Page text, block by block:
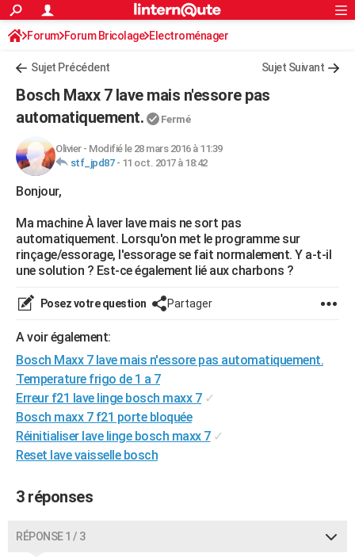
ACTUALITÉS
Politique
Société
Faits Divers
Education
Monde
Villes
+
Programme TV
Streaming
Cinéma
Sorties cinéma
Musique
FINANCE
Retraite
Impôts
Epargne
Immobilier
Risques naturels par ville
Banque
Assurance
Crédit
AUTO
Essais
Réserver un essai
Citadines
Berlines
SUV
Forum auto
HIGH-TECH
Forum
Aménagement intérieur
Extérieur
Cuisine
Salle de bains
Jardinage
Rangement
WEEK-END
Guides de France
Escapades
Patrimoine
Expositions
Musées
Week-end nature
+LIFESTYLE
Art de vivre
Bien-être
Loisirs
Mode
Modes de vie
SANTE
Alimentation
Guide de la santé
Maladies
Médicaments
Sommeil
VOYAGE
PHOTO
GUIDES D'ACHAT
BONS PLANS
Carte de Noël
Carte Bonne année
Carte Saint-Valentin
Carte Pâques
Carte d'anniversaire
DICTIONNAIRE
Dictionnaire
Biographies
Citations
Expressions
Proverbes
PROGRAMME TV
S'inscrire
Connexion
Forum Forum Bricolage Electroménager
Sujet Précédent Sujet Suivant
Bosch Maxx 7 lave mais n'essore pas
automatiquement.
Fermé
Olivier- Modifié le 28 mars 2016 à 11:39
stf_jpd87- 11 oct. 2017 à 18:42
Bonjour,
Ma machine À laver lave mais ne sort pas
automatiquement. Lorsqu'on met le programme sur
rinçage/essorage, l'essorage se fait normalement. Y a-t-il
une solution ? Est-ce également lié aux charbons ?
Posez votre question Partager
A voir également:
Bosch Maxx 7 lave mais n'essore pas automatiquement.
Temperature frigo de 1 a 7
Erreur f21 lave linge bosch maxx 7 ✓
Bosch maxx 7 f21 porte bloquée
Réinitialiser lave linge bosch maxx 7 ✓
Reset lave vaisselle bosch
3 réponses
RÉPONSE 1 / 3